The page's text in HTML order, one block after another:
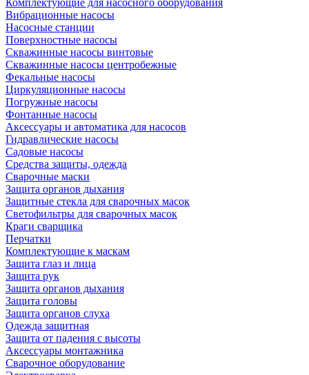
Комплектующие для насосного оборудования
Вибрационные насосы
Насосные станции
Поверхностные насосы
Скважинные насосы винтовые
Скважинные насосы центробежные
Фекальные насосы
Циркуляционные насосы
Погружные насосы
Фонтанные насосы
Аксессуары и автоматика для насосов
Гидравлические насосы
Садовые насосы
Средства защиты, одежда
Сварочные маски
Защита органов дыхания
Защитные стекла для сварочных масок
Светофильтры для сварочных масок
Краги сварщика
Перчатки
Комплектующие к маскам
Защита глаз и лица
Защита рук
Защита органов дыхания
Защита головы
Защита органов слуха
Одежда защитная
Защита от падения с высоты
Аксессуары монтажника
Сварочное оборудование